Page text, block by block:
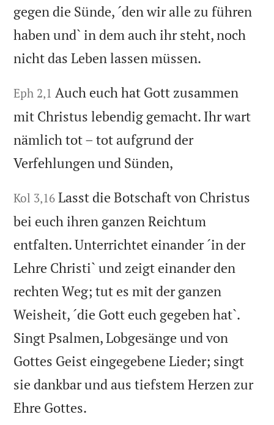
gegen die Sünde, ´den wir alle zu führen
haben und` in dem auch ihr steht, noch
nicht das Leben lassen müssen.
Eph 2,1 Auch euch hat Gott zusammen
mit Christus lebendig gemacht. Ihr wart
nämlich tot – tot aufgrund der
Verfehlungen und Sünden,
Kol 3,16 Lasst die Botschaft von Christus
bei euch ihren ganzen Reichtum
entfalten. Unterrichtet einander ´in der
Lehre Christi` und zeigt einander den
rechten Weg; tut es mit der ganzen
Weisheit, ´die Gott euch gegeben hat`.
Singt Psalmen, Lobgesänge und von
Gottes Geist eingegebene Lieder; singt
sie dankbar und aus tiefstem Herzen zur
Ehre Gottes.